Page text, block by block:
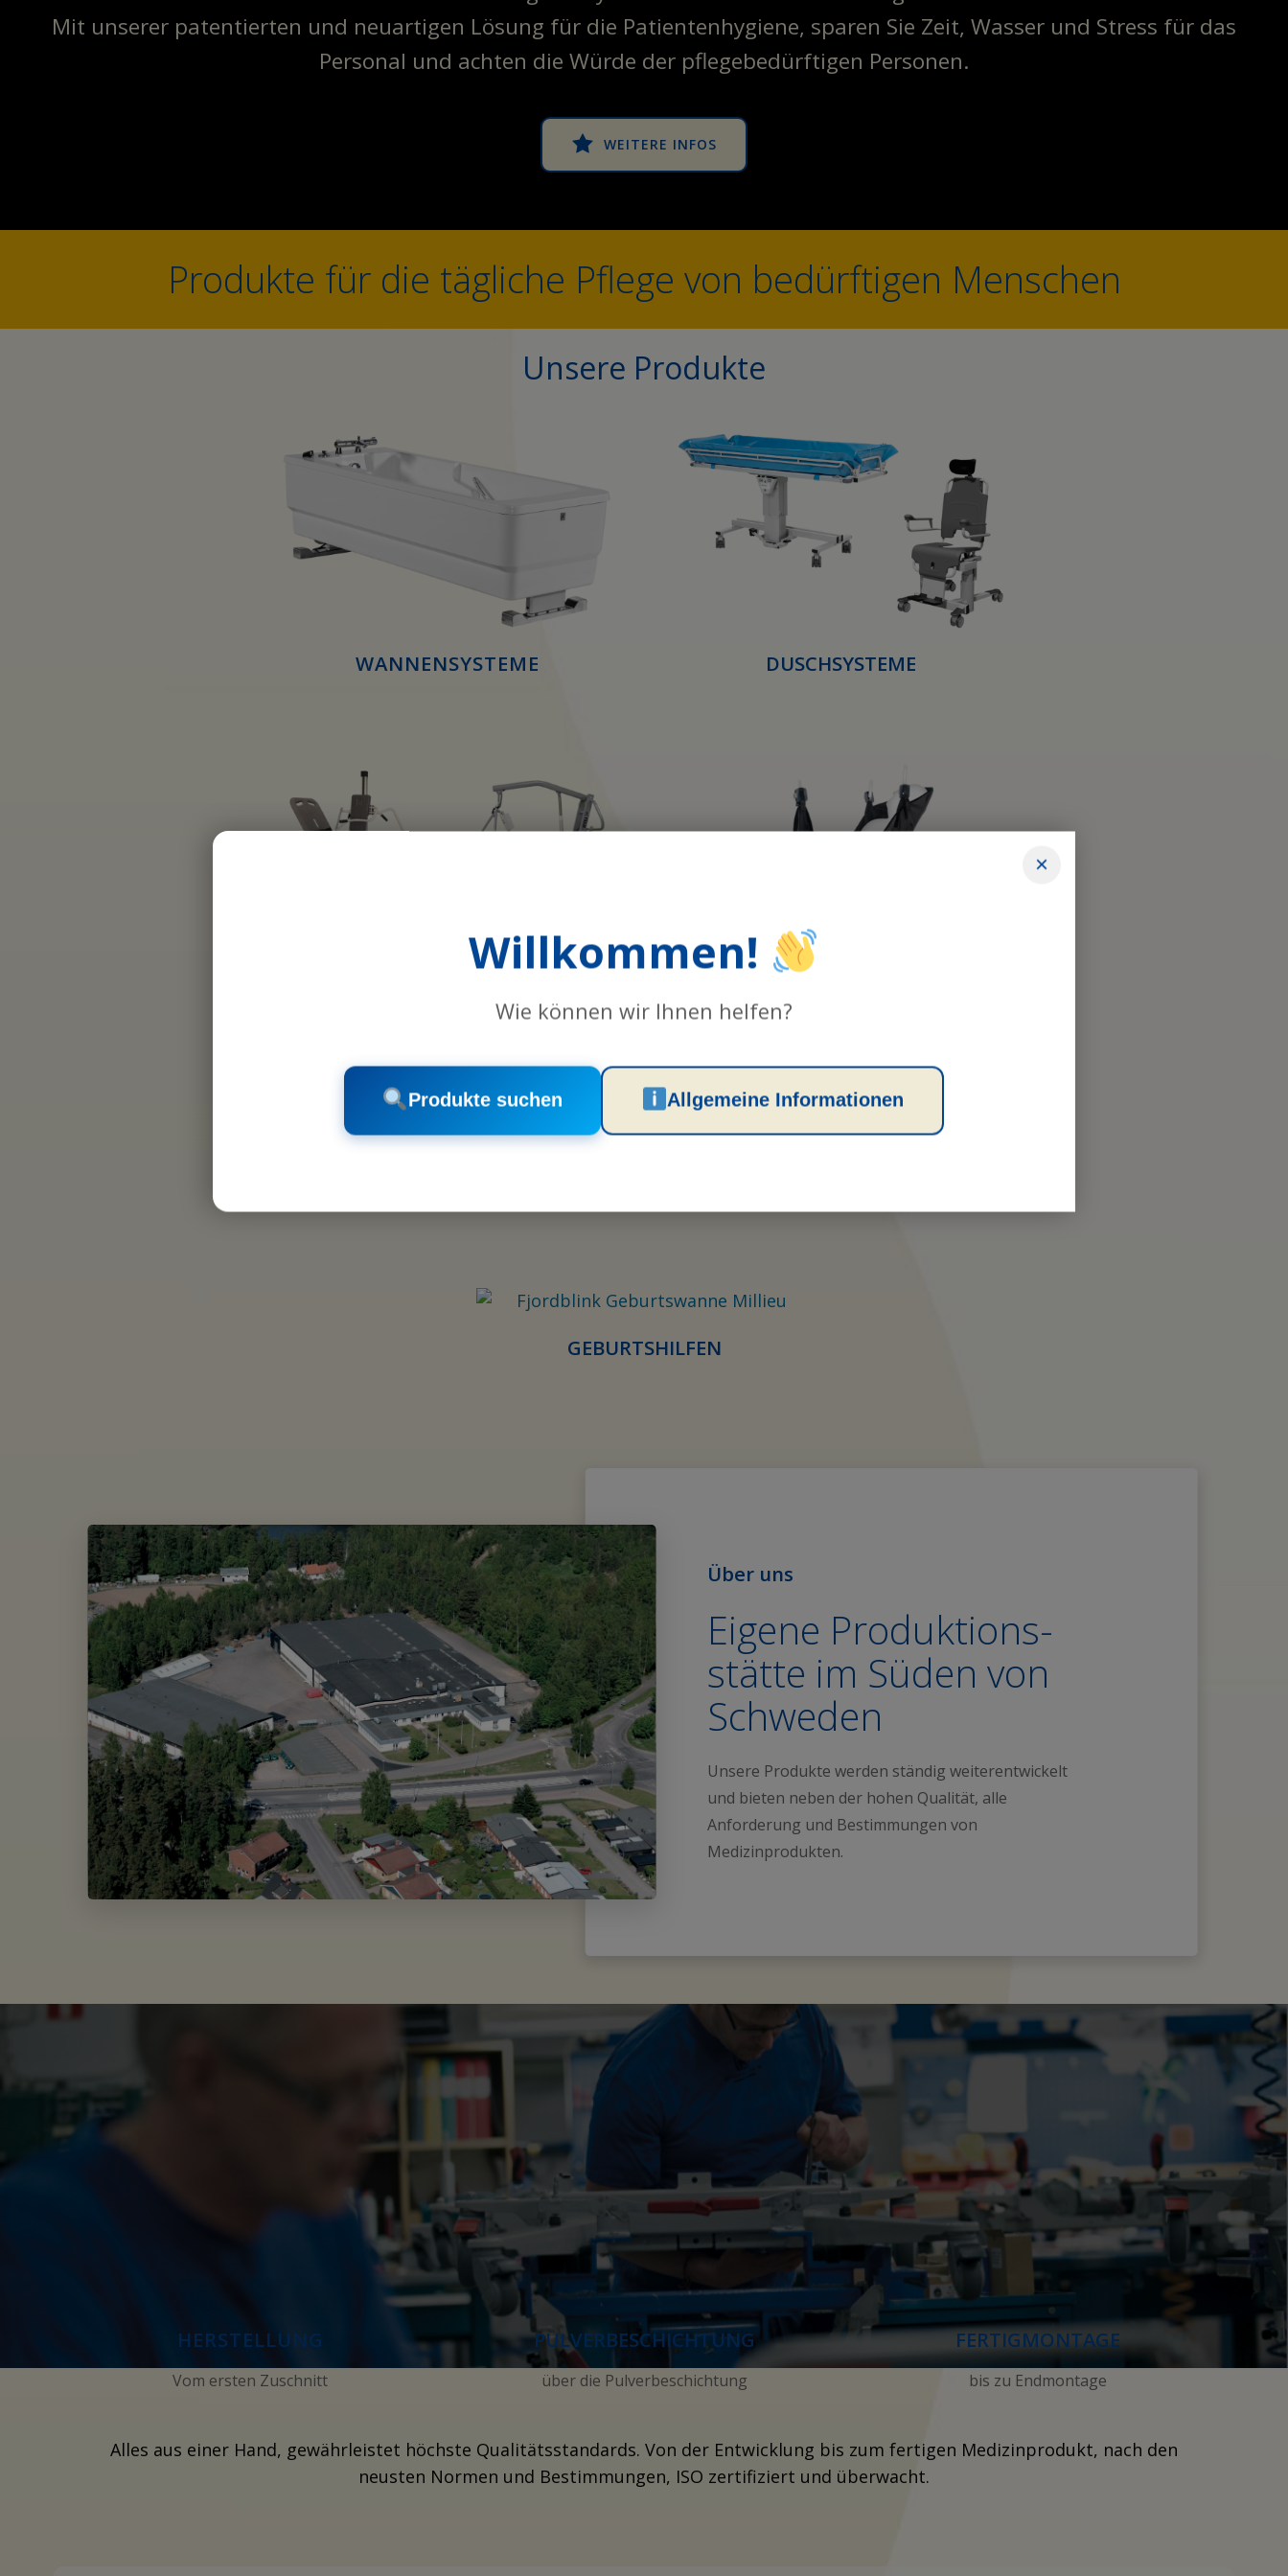
Mit unserer patentierten und neuartigen Lösung für die Patientenhygiene, sparen Sie Zeit, Wasser und Stress für das
Personal und achten die Würde der pflegebedürftigen Personen.
WEITERE INFOS
Produkte für die tägliche Pflege von bedürftigen Menschen
Unsere Produkte
WANNENSYSTEME DUSCHSYSTEME
LIFTERSYSTEME Gurtsysteme
GEBURTSHILFEN
Über uns
Eigene Produktions-
stätte im Süden von
Schweden
Unsere Produkte werden ständig weiterentwickelt
und bieten neben der hohen Qualität, alle
Anforderung und Bestimmungen von
Medizinprodukten.
HERSTELLUNG
Vom ersten Zuschnitt
PULVERBESCHICHTUNG
über die Pulverbeschichtung
FERTIGMONTAGE
bis zu Endmontage
Alles aus einer Hand, gewährleistet höchste Qualitätsstandards. Von der Entwicklung bis zum fertigen Medizinprodukt, nach den
neusten Normen und Bestimmungen, ISO zertifiziert und überwacht.
×
Willkommen!
Wie können wir Ihnen helfen?
Produkte suchen Allgemeine Informationen